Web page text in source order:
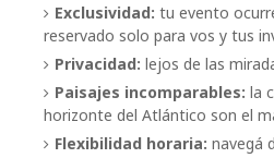
Exclusividad: tu evento
reservado solo para vos y tus
Privacidad: lejos de las
Paisajes incomparables: la
horizonte del Atlántico son el
Flexibilidad horaria: navegá